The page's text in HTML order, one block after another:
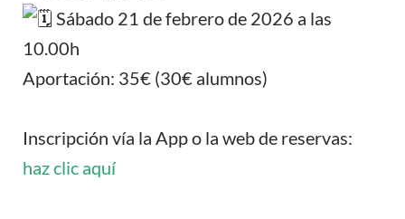
Sábado 21 de febrero de 2026 a las
10.00h
Aportación: 35€ (30€ alumnos)
Inscripción vía la App o la web de reservas:
haz clic aquí